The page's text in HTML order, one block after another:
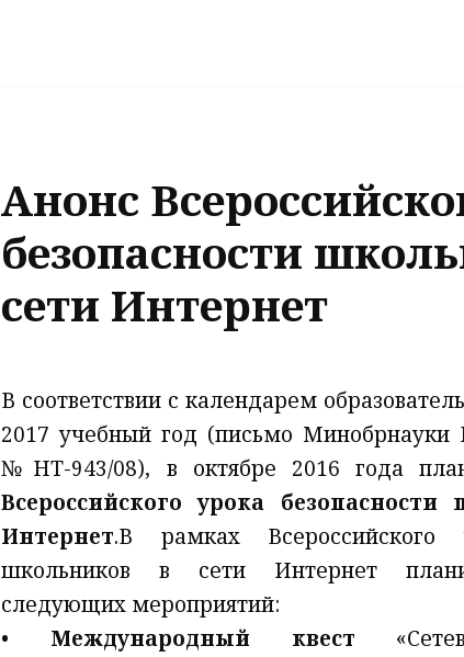
Анонс
безопасности
сети Интернет
В соответствии с календарем
2017 учебный год (письмо Минобрнауки
№НТ-943/08), в октябре 2016 года
Всероссийского урока
Интернет.В рамках Всероссийского
школьников в сети Интернет
следующих мероприятий:
• Международный квест